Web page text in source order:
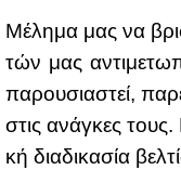
Μέ­λη­μα μας να
τών μας
πα­ρου­σια­στεί,
στις ανά­γκες
κή δια­δι­κα­σία